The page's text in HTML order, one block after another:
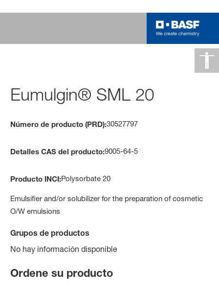
Eumulgin® SML 20
Número de producto (PRD):30527797
Detalles CAS del producto:9005-64-5
Producto INCI:Polysorbate 20
Emulsifier and/or solubilizer for the preparation of cosmetic
O/W emulsions
Grupos de productos
No hay información disponible
Ordene su producto